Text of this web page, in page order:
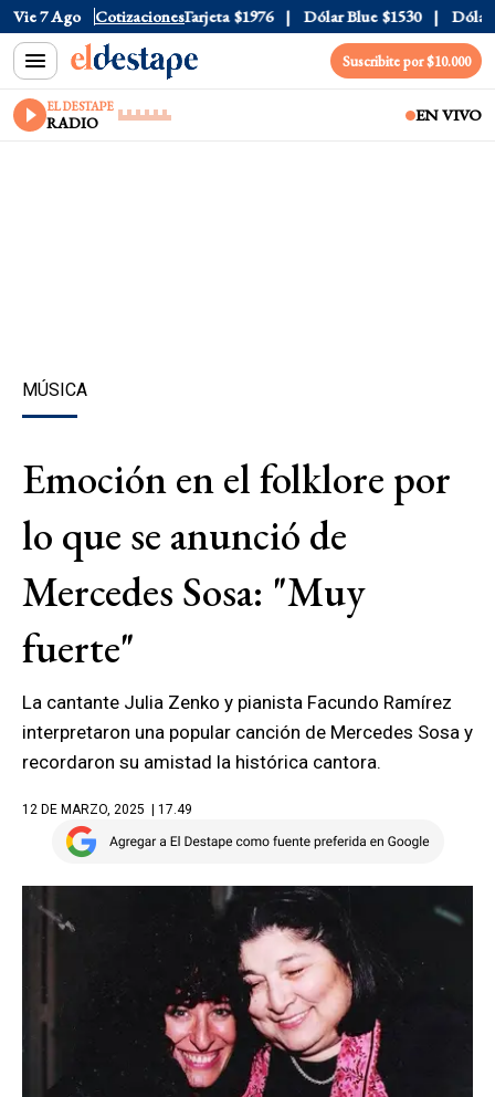
Vie 7 Ago Cotizaciones
$1520 Dólar Tarjeta $1976 Dólar Blue $1530 Dólar
Suscribite por $10.000
EL DESTAPE
RADIO EN VIVO
MÚSICA
Emoción en el folklore por
lo que se anunció de
Mercedes Sosa: "Muy
fuerte"
La cantante Julia Zenko y pianista Facundo Ramírez
interpretaron una popular canción de Mercedes Sosa y
recordaron su amistad la histórica cantora.
12 DE MARZO, 2025 | 17.49